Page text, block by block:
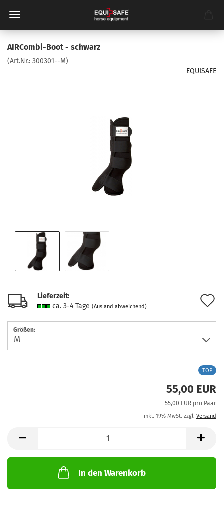
AIRCombi-Boot - schwarz
(Art.Nr.: 300301--M)
EQUISAFE
Lieferzeit:
ca. 3-4 Tage (Ausland abweichend)
Größen:
TOP
55,00 EUR
55,00 EUR pro Paar
inkl. 19% MwSt. zzgl. Versand
In den Warenkorb